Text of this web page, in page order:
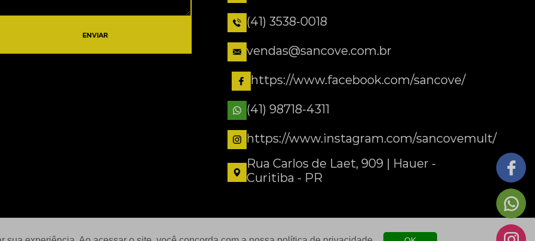
ENVIAR
(41) 3538-0018
vendas@sancove.com.br
https://www.facebook.com/sancove/
(41) 98718-4311
https://www.instagram.com/sancovemult/
Rua Carlos de Laet, 909 | Hauer -
Curitiba - PR